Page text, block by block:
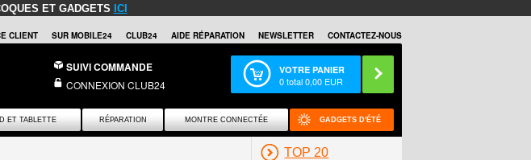
ET GADGETS ICI
CLIENT SUR MOBILE24 CLUB24 AIDE RÉPARATION NEWSLETTER CONTACTEZ-NOUS
SUIVI COMMANDE
CONNEXION CLUB24
VOTRE PANIER
0total0,00 EUR
ET TABLETTE RÉPARATION MONTRE CONNECTÉE GADGETS D'ÉTÉ
TOP 20